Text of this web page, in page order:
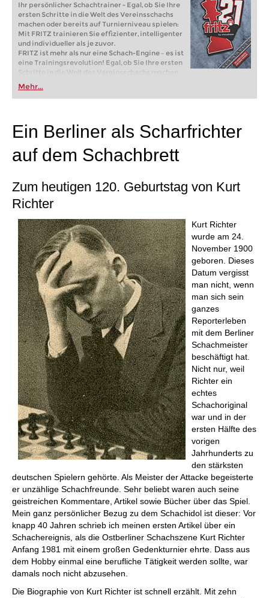
Ihr persönlicher Schachtrainer - Egal, ob Sie Ihre
ersten Schritte in die Welt des Vereinsschachs
machen oder bereits auf Turnierniveau spielen:
Mit FRITZ trainieren Sie effizienter, intelligenter
und individueller als je zuvor.
FRITZ ist mehr als nur eine Schach-Engine – es ist
eine Trainingsrevolution! Egal, ob Sie Ihre ersten
Schritte in die Welt des Vereinsschachs machen
oder bereits auf Turnierniveau spielen: Mit
FRITZ trainieren Sie effizienter, intelligenter und
individueller als je zuvor.
Mehr...
Ein Berliner als Scharfrichter
auf dem Schachbrett
Zum heutigen 120. Geburtstag von Kurt
Richter
Kurt Richter
wurde am 24.
November 1900
geboren. Dieses
Datum vergisst
man nicht, wenn
man sich sein
ganzes
Reporterleben
mit dem Berliner
Schachmeister
beschäftigt hat.
Nicht nur, weil
Richter ein
echtes
Schachoriginal
war und in der
ersten Hälfte des
vorigen
Jahrhunderts zu
den stärksten
deutschen Spielern gehörte. Als Meister der Attacke begeisterte
er unzählige Schachfreunde. Sehr beliebt waren auch seine
geistreichen Kommentare, Artikel sowie Bücher über das Spiel.
Mein ganz persönlicher Bezug zu dem Schachidol ist dieser: Vor
knapp 40 Jahren schrieb ich meinen ersten Artikel über ein
Schachereignis, als die Ostberliner Schachszene Kurt Richter
Anfang 1981 mit einem großen Gedenkturnier ehrte. Dass aus
dem Hobby einmal eine berufliche Tätigkeit werden sollte, war
damals noch nicht abzusehen.
Die Biographie von Kurt Richter ist schnell erzählt. Mit zehn